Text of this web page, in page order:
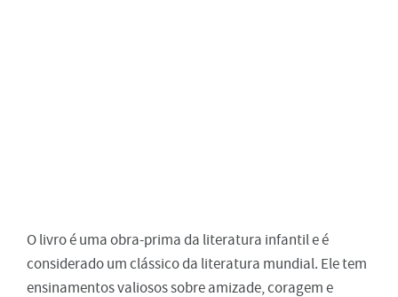
O livro é uma obra-prima da literatura infantil e é
considerado um clássico da literatura mundial. Ele tem
ensinamentos valiosos sobre amizade, coragem e